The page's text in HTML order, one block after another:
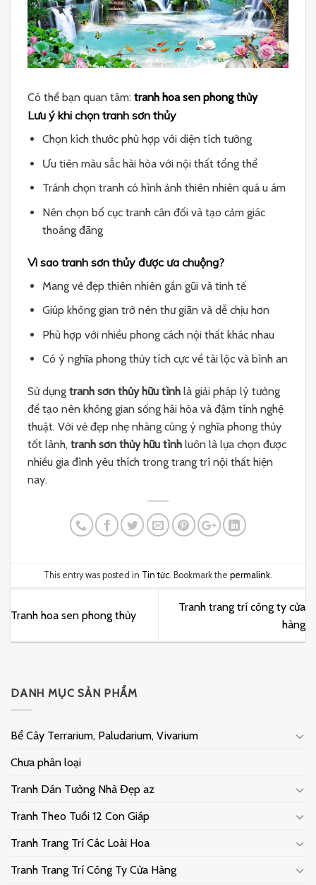
Có thể bạn quan tâm: tranh hoa sen phong thủy
Lưu ý khi chọn tranh sơn thủy
Chọn kích thước phù hợp với diện tích tường
Ưu tiên màu sắc hài hòa với nội thất tổng thể
Tránh chọn tranh có hình ảnh thiên nhiên quá u ám
Nên chọn bố cục tranh cân đối và tạo cảm giác
thoáng đãng
Vì sao tranh sơn thủy được ưa chuộng?
Mang vẻ đẹp thiên nhiên gần gũi và tinh tế
Giúp không gian trở nên thư giãn và dễ chịu hơn
Phù hợp với nhiều phong cách nội thất khác nhau
Có ý nghĩa phong thủy tích cực về tài lộc và bình an
Sử dụng tranh sơn thủy hữu tình là giải pháp lý tưởng
để tạo nên không gian sống hài hòa và đậm tính nghệ
thuật. Với vẻ đẹp nhẹ nhàng cùng ý nghĩa phong thủy
tốt lành, tranh sơn thủy hữu tình luôn là lựa chọn được
nhiều gia đình yêu thích trong trang trí nội thất hiện
nay.
This entry was posted in Tin tức. Bookmark the permalink.
Tranh hoa sen phong thủy
Tranh trang trí công ty cửa
hàng
DANH MỤC SẢN PHẨM
Bể Cây Terrarium, Paludarium, Vivarium
Chưa phân loại
Tranh Dán Tường Nhà Đẹp az
Tranh Theo Tuổi 12 Con Giáp
Tranh Trang Trí Các Loài Hoa
Tranh Trang Trí Công Ty Cửa Hàng